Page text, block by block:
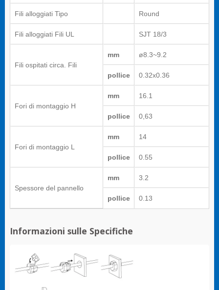
Fili alloggiati Tipo Round
Fili alloggiati Fili UL SJT 18/3
Fili ospitati circa. Fili
mm ø8.3~9.2
pollice 0.32x0.36
Fori di montaggio H
mm 16.1
pollice 0,63
Fori di montaggio L
mm 14
pollice 0.55
Spessore del pannello
mm 3.2
pollice 0.13
Informazioni sulle Specifiche